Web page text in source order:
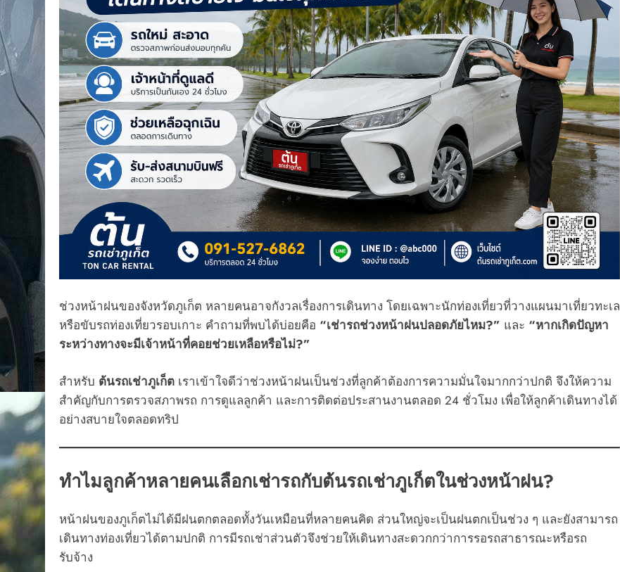
ช่วงหน้าฝนของจังหวัดภูเก็ต หลายคนอาจกังวลเรื่องการเดินทาง โดยเฉพาะนักท่องเที่ยวที่วางแผนมาเที่ยวทะเล
หรือขับรถท่องเที่ยวรอบเกาะ คำถามที่พบได้บ่อยคือ “เช่ารถช่วงหน้าฝนปลอดภัยไหม?” และ “หากเกิดปัญหา
ระหว่างทางจะมีเจ้าหน้าที่คอยช่วยเหลือหรือไม่?”
สำหรับ ต้นรถเช่าภูเก็ต เราเข้าใจดีว่าช่วงหน้าฝนเป็นช่วงที่ลูกค้าต้องการความมั่นใจมากกว่าปกติ จึงให้ความ
สำคัญกับการตรวจสภาพรถ การดูแลลูกค้า และการติดต่อประสานงานตลอด 24 ชั่วโมง เพื่อให้ลูกค้าเดินทางได้
อย่างสบายใจตลอดทริป
ทำไมลูกค้าหลายคนเลือกเช่ารถกับต้นรถเช่าภูเก็ตในช่วงหน้าฝน?
หน้าฝนของภูเก็ตไม่ได้มีฝนตกตลอดทั้งวันเหมือนที่หลายคนคิด ส่วนใหญ่จะเป็นฝนตกเป็นช่วง ๆ และยังสามารถ
เดินทางท่องเที่ยวได้ตามปกติ การมีรถเช่าส่วนตัวจึงช่วยให้เดินทางสะดวกกว่าการรอรถสาธารณะหรือรถ
รับจ้าง